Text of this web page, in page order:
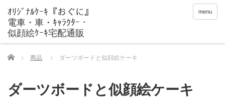
menu
Home 商品 ダーツボードと似顔絵ケーキ
ダーツボードと似顔絵ケーキ